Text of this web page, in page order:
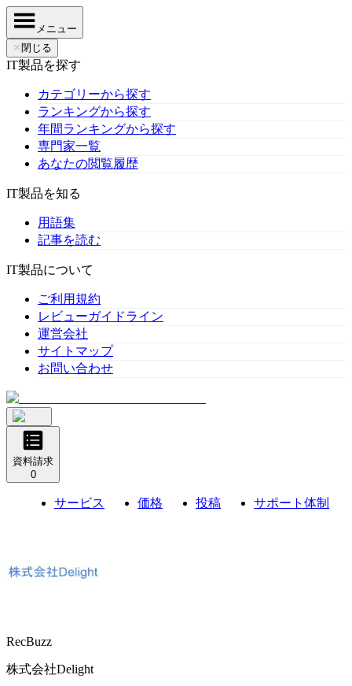
メニュー
✕ 閉じる
IT製品を探す
カテゴリーから探す
ランキングから探す
年間ランキングから探す
専門家一覧
あなたの閲覧履歴
IT製品を知る
用語集
記事を読む
IT製品について
ご利用規約
レビューガイドライン
運営会社
サイトマップ
お問い合わせ
資料請求
0
サービス 価格 投稿 サポート体制
RecBuzz
株式会社Delight